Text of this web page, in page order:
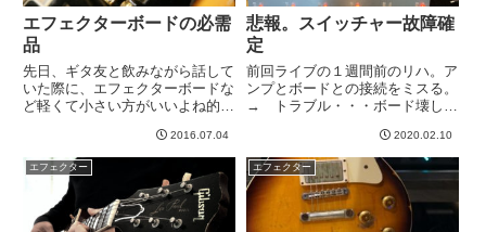
エフェクターボードの必需
品
先日、ギタ友と飲みながら話して
いた際に、エフェクターボードな
ど軽くて小さい方がいいよね的会
なのです。否定しません。私もか
つては、小ささと軽さを追い求め
たものです。。。しかし、一度、
思い切って馬鹿でかい＆馬鹿重
い...
2016.07.04
悲報。スイッチャー故障確
定
前回ライブの１週間前のリハ。ア
ンプとボードとの接続をミスる。
→ トラブル・・・ボード壊した
ったけど、そういう場合は普通、
音が出ないのですぐわかる。なの
ですぐにスタンバイにするなり電
源切るなりして見直すことがで...
2020.02.10
エフェクター エフェクター